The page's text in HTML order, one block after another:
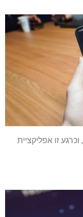
מצאתי את העתיד של Siri ב-iOS 27, וכרגע זו אפליקציית